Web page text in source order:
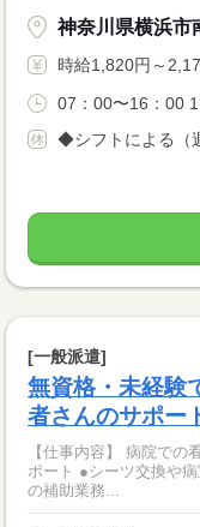
神奈川県横浜市
時給1,820円～
07：00〜16：00
◆シフトによる（
[一般派遣]
無資格・未経験
者さんのサポー
【仕事内容】 病院での看護助
ポート ●シーツ交換や
の補助業務...